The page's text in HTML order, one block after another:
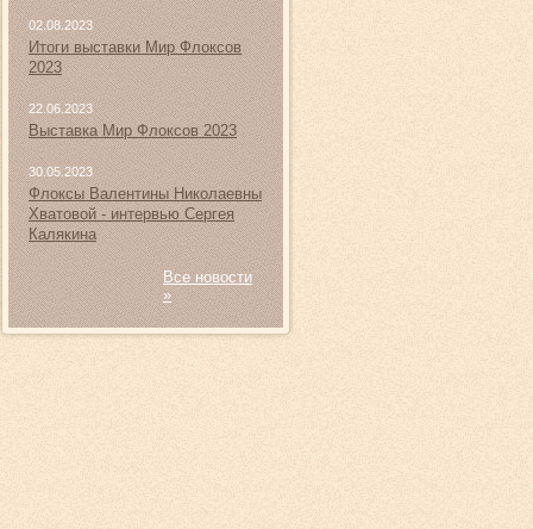
02.08.2023
Итоги выставки Мир Флоксов
2023
22.06.2023
Выставка Мир Флоксов 2023
30.05.2023
Флоксы Валентины Николаевны
Хватовой - интервью Сергея
Калякина
Все новости
»